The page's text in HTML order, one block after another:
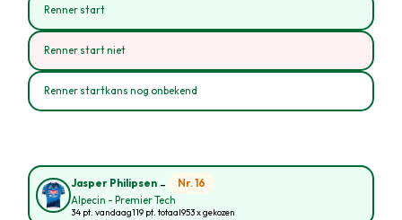
Renner start
Renner start niet
Renner startkans nog onbekend
Jasper Philipsen - Nr. 16
Alpecin - Premier Tech
34 pt. vandaag119 pt. totaal953 x gekozen